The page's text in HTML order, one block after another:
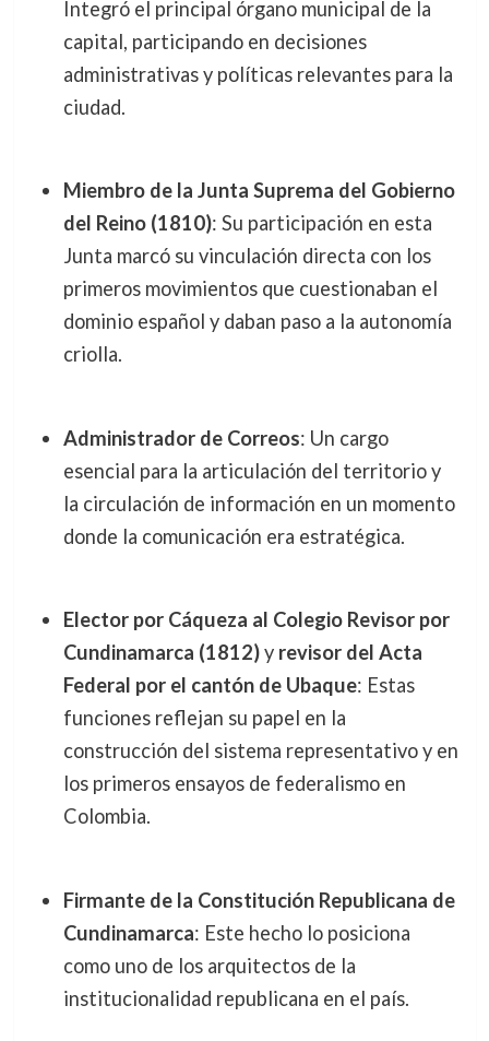
Integró el principal órgano municipal de la
capital, participando en decisiones
administrativas y políticas relevantes para la
ciudad.
Miembro de la Junta Suprema del Gobierno
del Reino (1810): Su participación en esta
Junta marcó su vinculación directa con los
primeros movimientos que cuestionaban el
dominio español y daban paso a la autonomía
criolla.
Administrador de Correos: Un cargo
esencial para la articulación del territorio y
la circulación de información en un momento
donde la comunicación era estratégica.
Elector por Cáqueza al Colegio Revisor por
Cundinamarca (1812)y revisor del Acta
Federal por el cantón de Ubaque: Estas
funciones reflejan su papel en la
construcción del sistema representativo y en
los primeros ensayos de federalismo en
Colombia.
Firmante de la Constitución Republicana de
Cundinamarca: Este hecho lo posiciona
como uno de los arquitectos de la
institucionalidad republicana en el país.